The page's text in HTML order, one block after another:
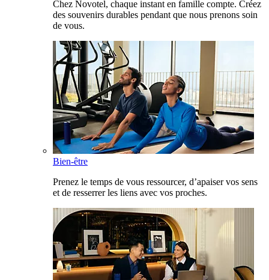
Chez Novotel, chaque instant en famille compte. Créez
des souvenirs durables pendant que nous prenons soin
de vous.
Bien-être
Prenez le temps de vous ressourcer, d’apaiser vos sens
et de resserrer les liens avec vos proches.